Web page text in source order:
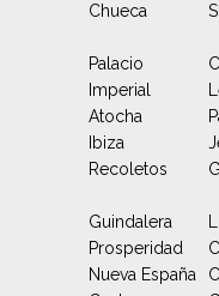
Chueca
Palacio
Imperial
Atocha
Ibiza
Recoletos
Guindalera
Prosperidad
Nueva España